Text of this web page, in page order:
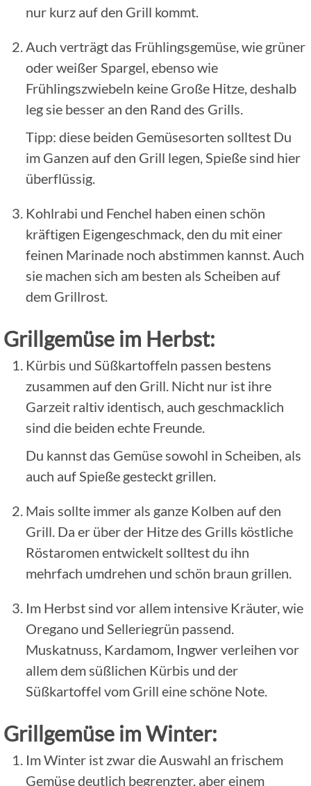
nur kurz auf den Grill kommt.
Auch verträgt das Frühlingsgemüse, wie grüner
oder weißer Spargel, ebenso wie
Frühlingszwiebeln keine Große Hitze, deshalb
leg sie besser an den Rand des Grills.
Tipp: diese beiden Gemüsesorten solltest Du
im Ganzen auf den Grill legen, Spieße sind hier
überflüssig.
Kohlrabi und Fenchel haben einen schön
kräftigen Eigengeschmack, den du mit einer
feinen Marinade noch abstimmen kannst. Auch
sie machen sich am besten als Scheiben auf
dem Grillrost.
Grillgemüse im Herbst:
Kürbis und Süßkartoffeln passen bestens
zusammen auf den Grill. Nicht nur ist ihre
Garzeit raltiv identisch, auch geschmacklich
sind die beiden echte Freunde.
Du kannst das Gemüse sowohl in Scheiben, als
auch auf Spieße gesteckt grillen.
Mais sollte immer als ganze Kolben auf den
Grill. Da er über der Hitze des Grills köstliche
Röstaromen entwickelt solltest du ihn
mehrfach umdrehen und schön braun grillen.
Im Herbst sind vor allem intensive Kräuter, wie
Oregano und Selleriegrün passend.
Muskatnuss, Kardamom, Ingwer verleihen vor
allem dem süßlichen Kürbis und der
Süßkartoffel vom Grill eine schöne Note.
Grillgemüse im Winter:
Im Winter ist zwar die Auswahl an frischem
Gemüse deutlich begrenzter, aber einem